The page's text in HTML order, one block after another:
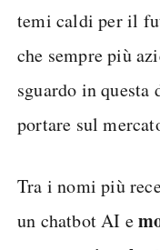
temi caldi per il
che sempre più
sguardo in
portare sul
Tra i nomi più
un chatbot AI e